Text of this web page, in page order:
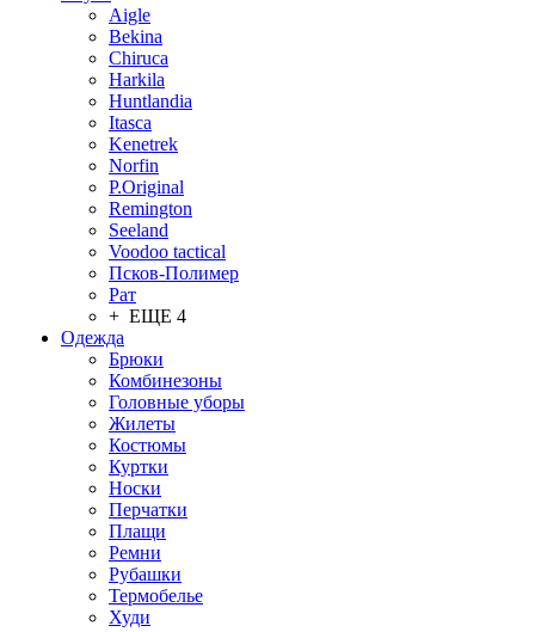
Aigle
Bekina
Chiruсa
Harkila
Huntlandia
Itasca
Kenetrek
Norfin
P.Original
Remington
Seeland
Voodoo tactical
Псков-Полимер
Рат
+ ЕЩЕ 4
Одежда
Брюки
Комбинезоны
Головные уборы
Жилеты
Костюмы
Куртки
Носки
Перчатки
Плащи
Ремни
Рубашки
Термобелье
Худи